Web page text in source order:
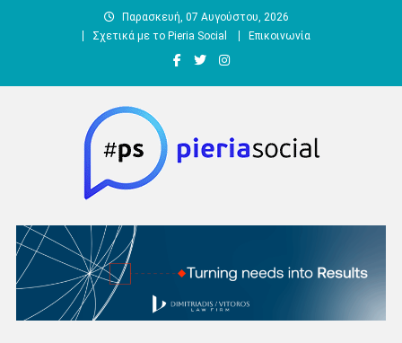
Παρασκευή, 07 Αυγούστου, 2026
Σχετικά με το Pieria Social
Επικοινωνία
Pieria Social